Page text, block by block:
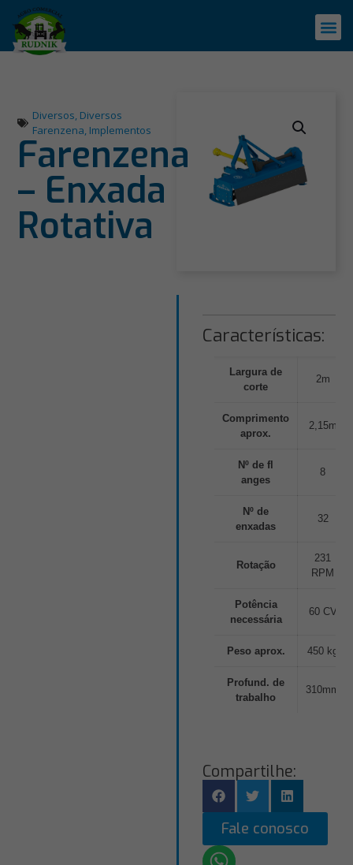
Características:
Largura de
corte
2m
Comprimento
aprox.
2,15m
Nº de fl
anges
8
Nº de
enxadas
32
Rotação
231
RPM
Potência
necessária
60 CV
Peso aprox. 450 kg
Profund. de
trabalho
310mm
Compartilhe:
Fale conosco
Diversos, Diversos
Farenzena, Implementos
Farenzena
– Enxada
Rotativa